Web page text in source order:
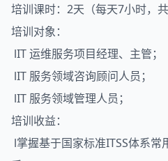
培训课时：2天（每天7小时，共
培训对象：
lIT 运维服务项目经理、主管；
lIT 服务领域咨询顾问人员；
lIT 服务领域管理人员；
培训收益：
l掌握基于国家标准ITSS体系